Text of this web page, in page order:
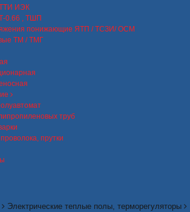
ИЭК
0.66 , ТШП
понижающие ЯТП / ТСЗИ/ ОСМ
ТМ / ТМГ
труб
прутки
Электрические теплые полы, терморегуляторы